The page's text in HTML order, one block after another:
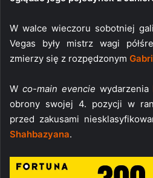
W walce wieczoru sobotniej gali
Vegas były mistrz wagi
zmierzy się z rozpędzonym
W co-main evencie wydarzenia
obrony swojej 4. pozycji w
przed zakusami
Shahbazyana.